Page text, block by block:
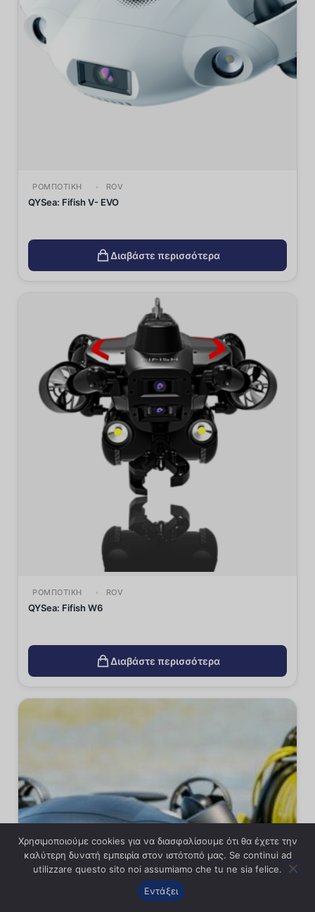
ΡΟΜΠΟΤΙΚΉ ROV
QYSea: Fifish V- EVO
Διαβάστε περισσότερα
ΡΟΜΠΟΤΙΚΉ ROV
QYSea: Fifish W6
Διαβάστε περισσότερα
Χρησιμοποιούμε cookies για να διασφαλίσουμε ότι θα έχετε την
καλύτερη δυνατή εμπειρία στον ιστότοπό μας. Se continui ad
utilizzare questo sito noi assumiamo che tu ne sia felice.
Εντάξει